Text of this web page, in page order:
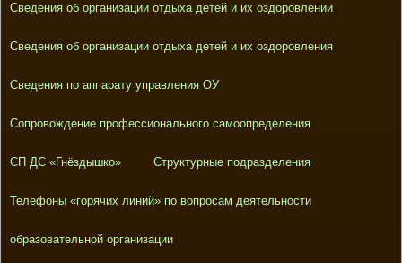
Сведения об организации отдыха детей и их оздоровлении
Сведения об организации отдыха детей и их оздоровления
Сведения по аппарату управления ОУ
Сопровождение профессионального самоопределения
СП ДС «Гнёздышко» Структурные подразделения
Телефоны «горячих линий» по вопросам деятельности
образовательной организации